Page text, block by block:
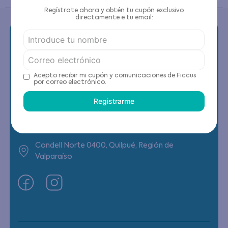
Contáctanos
(22) 6178818 - Compras Internet
Condell Norte 0400, Quilpué, Región de
Valparaíso
Regístrate ahora y obtén tu cupón exclusivo
directamente e tu email:
Acepto recibir mi cupón y comunicaciones de Ficcus
por correo electrónico.
Registrarme